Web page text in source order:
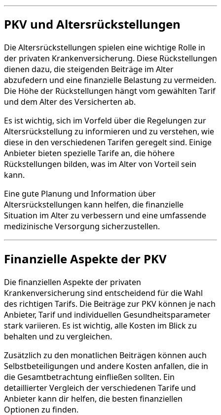
PKV und Altersrückstellungen
Die Altersrückstellungen spielen eine wichtige Rolle in
der privaten Krankenversicherung. Diese Rückstellungen
dienen dazu, die steigenden Beiträge im Alter
abzufedern und eine finanzielle Belastung zu vermeiden.
Die Höhe der Rückstellungen hängt vom gewählten Tarif
und dem Alter des Versicherten ab.
Es ist wichtig, sich im Vorfeld über die Regelungen zur
Altersrückstellung zu informieren und zu verstehen, wie
diese in den verschiedenen Tarifen geregelt sind. Einige
Anbieter bieten spezielle Tarife an, die höhere
Rückstellungen bilden, was im Alter von Vorteil sein
kann.
Eine gute Planung und Information über
Altersrückstellungen kann helfen, die finanzielle
Situation im Alter zu verbessern und eine umfassende
medizinische Versorgung sicherzustellen.
Finanzielle Aspekte der PKV
Die finanziellen Aspekte der privaten
Krankenversicherung sind entscheidend für die Wahl
des richtigen Tarifs. Die Beiträge zur PKV können je nach
Anbieter, Tarif und individuellen Gesundheitsparameter
stark variieren. Es ist wichtig, alle Kosten im Blick zu
behalten und zu vergleichen.
Zusätzlich zu den monatlichen Beiträgen können auch
Selbstbeteiligungen und andere Kosten anfallen, die in
die Gesamtbetrachtung einfließen sollten. Ein
detaillierter Vergleich der verschiedenen Tarife und
Anbieter kann dir helfen, die besten finanziellen
Optionen zu finden.